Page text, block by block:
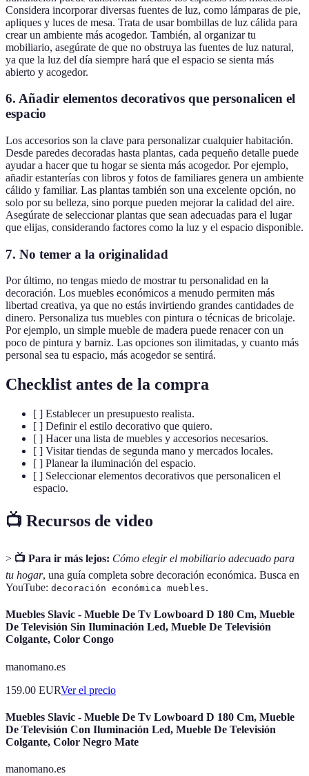
Considera incorporar diversas fuentes de luz, como lámparas de pie,
apliques y luces de mesa. Trata de usar bombillas de luz cálida para
crear un ambiente más acogedor. También, al organizar tu
mobiliario, asegúrate de que no obstruya las fuentes de luz natural,
ya que la luz del día siempre hará que el espacio se sienta más
abierto y acogedor.
6. Añadir elementos decorativos que personalicen el
espacio
Los accesorios son la clave para personalizar cualquier habitación.
Desde paredes decoradas hasta plantas, cada pequeño detalle puede
ayudar a hacer que tu hogar se sienta más acogedor. Por ejemplo,
añadir estanterías con libros y fotos de familiares genera un ambiente
cálido y familiar. Las plantas también son una excelente opción, no
solo por su belleza, sino porque pueden mejorar la calidad del aire.
Asegúrate de seleccionar plantas que sean adecuadas para el lugar
que elijas, considerando factores como la luz y el espacio disponible.
7. No temer a la originalidad
Por último, no tengas miedo de mostrar tu personalidad en la
decoración. Los muebles económicos a menudo permiten más
libertad creativa, ya que no estás invirtiendo grandes cantidades de
dinero. Personaliza tus muebles con pintura o técnicas de bricolaje.
Por ejemplo, un simple mueble de madera puede renacer con un
poco de pintura y barniz. Las opciones son ilimitadas, y cuanto más
personal sea tu espacio, más acogedor se sentirá.
Checklist antes de la compra
[ ] Establecer un presupuesto realista.
[ ] Definir el estilo decorativo que quiero.
[ ] Hacer una lista de muebles y accesorios necesarios.
[ ] Visitar tiendas de segunda mano y mercados locales.
[ ] Planear la iluminación del espacio.
[ ] Seleccionar elementos decorativos que personalicen el
espacio.
📺 Recursos de video
> 📺 Para ir más lejos: Cómo elegir el mobiliario adecuado para
tu hogar, una guía completa sobre decoración económica. Busca en
YouTube: decoración económica muebles.
Muebles Slavic - Mueble De Tv Lowboard D 180 Cm, Mueble
De Televisión Sin Iluminación Led, Mueble De Televisión
Colgante, Color Congo
manomano.es
159.00 EURVer el precio
Muebles Slavic - Mueble De Tv Lowboard D 180 Cm, Mueble
De Televisión Con Iluminación Led, Mueble De Televisión
Colgante, Color Negro Mate
manomano.es